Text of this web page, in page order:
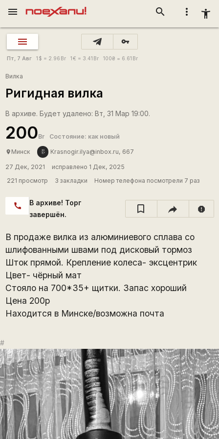
more_vert accessibility_new
search
menu
vpn_key
Пт, 7 Авг 1 $ = 2.96 Br 1€ = 3.41 Br 100₴ = 6.61 Br
Вилка
Ригидная вилка
В архиве. Будет удалено: Вт, 31 Мар 19:00.
200Br Состояние: как новый
place Минск Krasnogir.ilya@inbox.ru, 667
27 Дек, 2021
исправлено 1 Дек, 2025
221 просмотр
3 закладки Номер телефона посмотрели 7 раз
call
В архиве! Торг
завершён.
report
В продаже вилка из алюминиевого сплава со
шлифованными швами под дисковый тормоз
Шток прямой. Крепление колеса- эксцентрик
Цвет- чёрный мат
Стояло на 700*35+ щитки. Запас хороший
Цена 200р
Находится в Минске/возможна почта
#